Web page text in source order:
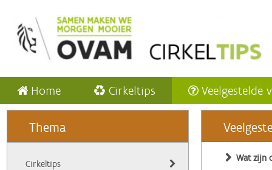
Home Cirkeltips Veelgestelde
Thema
Cirkeltips
Wat zijn